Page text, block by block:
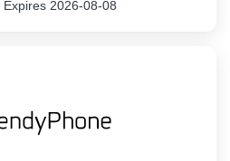
Expires 2026-08-08